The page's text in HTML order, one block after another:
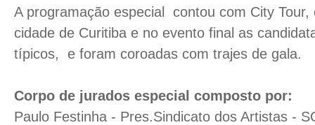
A programação especial contou com City Tour,
cidade de Curitiba e no evento final as
típicos, e foram coroadas com trajes de gala.
Corpo de jurados especial composto por:
Paulo Festinha - Pres.Sindicato dos Artistas -